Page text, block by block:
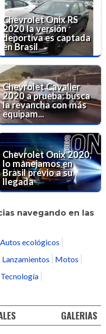
Chevrolet Onix RS
2020 la versión
deportiva es captada
en Brasil
Chevrolet Cavalier
2020 a prueba: busca
la revancha con más
equipam...
Chevrolet Onix 2020,
lo manejamos en
Brasil previo a su
llegada
navegando en las
Autos ecológicos
Lanzamientos
Motos
Tecnología
GALERIAS